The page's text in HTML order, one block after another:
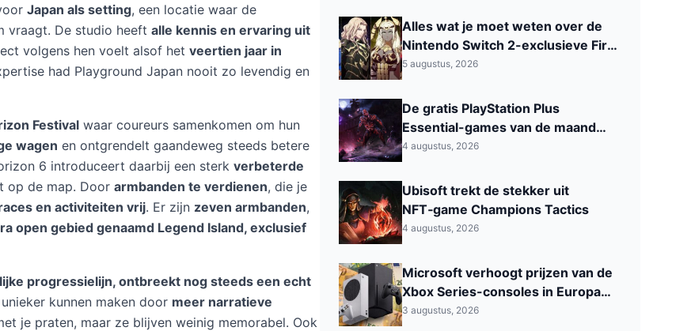
Japan als setting, een locatie waar de
vraagt. De studio heeft alle kennis en ervaring uit
volgens hen voelt alsof het veertien jaar in
had Playground Japan nooit zo levendig en
Festival waar coureurs samenkomen om hun
wagen en ontgrendelt gaandeweg steeds betere
6 introduceert daarbij een sterk verbeterde
op de map. Door armbanden te verdienen, die je
en activiteiten vrij. Er zijn zeven armbanden,
open gebied genaamd Legend Island, exclusief
progressielijn, ontbreekt nog steeds een echt
kunnen maken door meer narratieve
je praten, maar ze blijven weinig memorabel. Ook
Alles wat je moet weten over de
Nintendo Switch 2-exclusieve Fire
Emblem: Fortune’s Weave
5 augustus, 2026
De gratis PlayStation Plus
Essential-games van de maand
augustus 2026 zijn nu beschikbaar
4 augustus, 2026
Ubisoft trekt de stekker uit
NFT‑game Champions Tactics
4 augustus, 2026
Microsoft verhoogt prijzen van de
Xbox Series-consoles in Europa
met wel 200 euro
3 augustus, 2026